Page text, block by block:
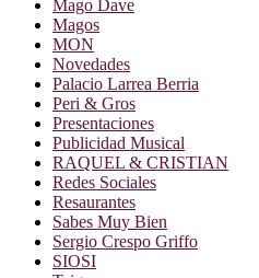
Mago Dave
Magos
MON
Novedades
Palacio Larrea Berria
Peri & Gros
Presentaciones
Publicidad Musical
RAQUEL & CRISTIAN
Redes Sociales
Resaurantes
Sabes Muy Bien
Sergio Crespo Griffo
SIOSI